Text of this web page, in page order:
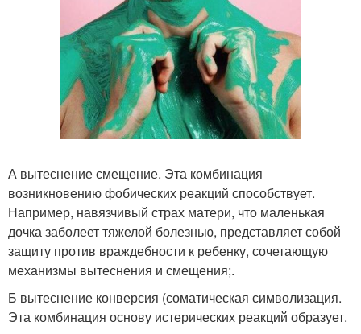
А вытеснение смещение. Эта комбинация
возникновению фобических реакций способствует.
Например, навязчивый страх матери, что маленькая
дочка заболеет тяжелой болезнью, представляет собой
защиту против враждебности к ребенку, сочетающую
механизмы вытеснения и смещения;.
Б вытеснение конверсия (соматическая символизация.
Эта комбинация основу истерических реакций образует.